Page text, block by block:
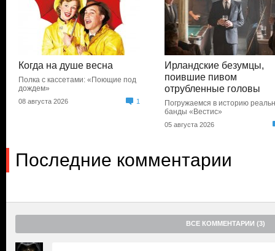
Когда на душе весна
Полка с кассетами: «Поющие под
дождем»
08 августа 2026 1
Ирландские безумцы,
поившие пивом
отрубленные головы
Погружаемся в историю
банды «Вестис»
05 августа 2026
Последние комментарии
ВСЕ КОММЕНТАРИИ (3)